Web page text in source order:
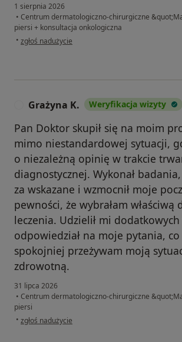
1 sierpnia 2026
• Centrum dermatologiczno-chirurgiczne
piersi + konsultacja onkologiczna
• w opinii użytkownika Grażyna
zgłoś nadużycie
Grażyna K. Weryfikacja wizyty
Pan Doktor skupił się na moim
mimo niestandardowej sytuacji,
o niezależną opinię w trakcie
diagnostycznej. Wykonał
za wskazane i wzmocnił moje
pewności, że wybrałam właściwą
leczenia. Udzielił mi
odpowiedział na moje pytania, co
spokojniej przeżywam moją
zdrowotną.
31 lipca 2026
• Centrum dermatologiczno-chirurgiczne
piersi
• w opinii użytkownika Grażyna K.
zgłoś nadużycie